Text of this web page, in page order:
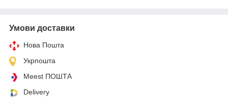
Умови доставки
Нова Пошта
Укрпошта
Meest ПОШТА
Delivery